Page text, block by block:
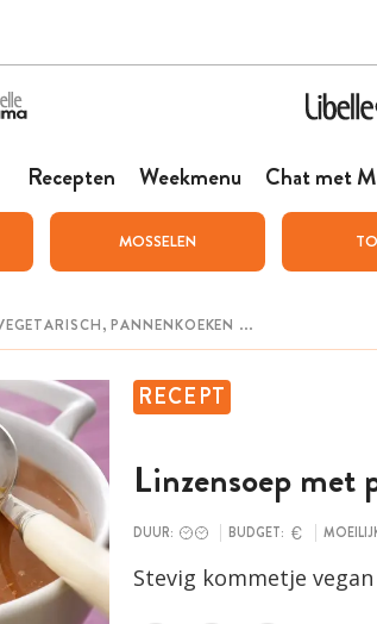
Recepten Weekmenu Chat met
MOSSELEN
RECEPT
Linzensoep met
DUUR: BUDGET:
Stevig kommetje